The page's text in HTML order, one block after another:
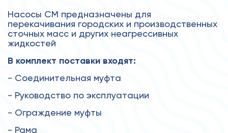
Насосы СМ предназначены для
перекачивания городских и производственных
сточных масс и других неагрессивных
жидкостей
В комплект поставки входят:
- Соединительная муфта
- Руководство по эксплуатации
- Ограждение муфты
- Рама